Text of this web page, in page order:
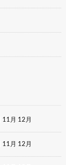
11月 12月
11月 12月